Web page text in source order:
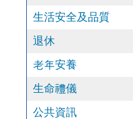
生活安全及品質
退休
老年安養
生命禮儀
公共資訊